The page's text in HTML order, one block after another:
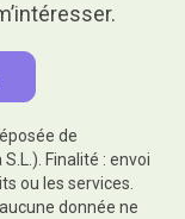
de
Finalité : envoi
ou les services.
donnée ne